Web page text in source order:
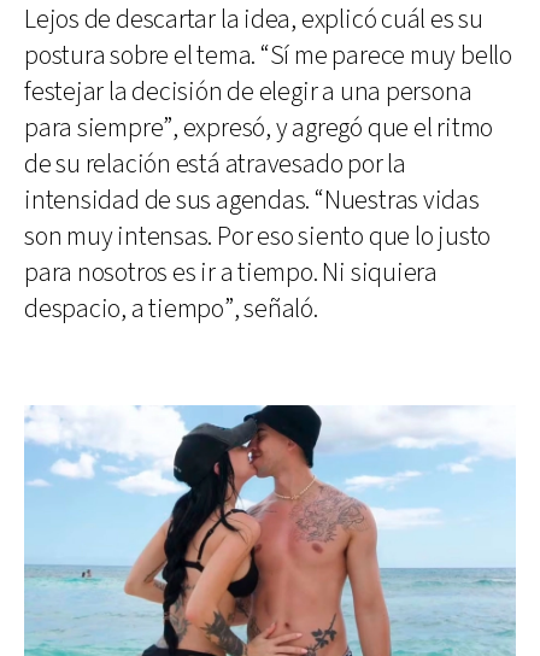
Lejos de descartar la idea, explicó cuál es su
postura sobre el tema. “Sí me parece muy bello
festejar la decisión de elegir a una persona
para siempre”, expresó, y agregó que el ritmo
de su relación está atravesado por la
intensidad de sus agendas. “Nuestras vidas
son muy intensas. Por eso siento que lo justo
para nosotros es ir a tiempo. Ni siquiera
despacio, a tiempo”, señaló.